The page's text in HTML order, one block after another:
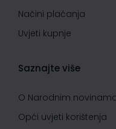
Načini plaćanja
Uvjeti kupnje
Saznajte više
O Narodnim
Opći uvjeti korištenja